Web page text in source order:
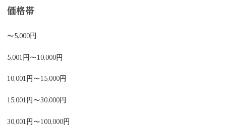
価格帯
～5,000円
5,001円～10,000円
10,001円～15,000円
15,001円～30,000円
30,001円～100,000円